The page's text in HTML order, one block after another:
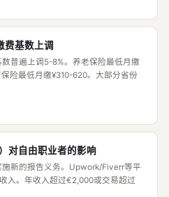
费基数上调
普遍上调5-8%。养老保险最低月缴
险最低月缴¥310-620。大部分省份
对自由职业者的影响
新的报告义务。Upwork/Fiverr等平
入。年收入超过€2,000或交易超过